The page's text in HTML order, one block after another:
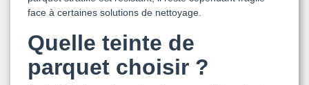
face à certaines solutions de nettoyage.
Quelle teinte de
parquet choisir ?